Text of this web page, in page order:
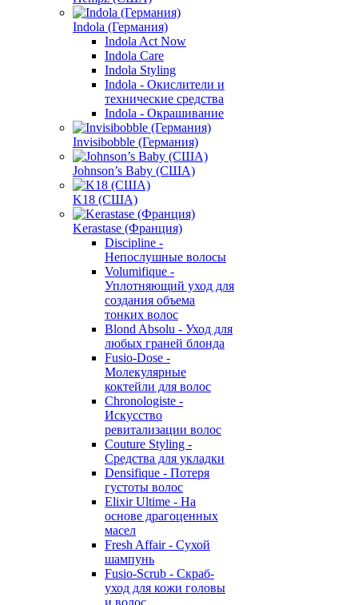
Indola (Германия)
Indola Act Now
Indola Care
Indola Styling
Indola - Окислители и
технические средства
Indola - Окрашивание
Invisibobble (Германия)
Johnson’s Baby (США)
K18 (США)
Kerastase (Франция)
Discipline -
Непослушные волосы
Volumifique -
Уплотняющий уход для
создания объема
тонких волос
Blond Absolu - Уход для
любых граней блонда
Fusio-Dose -
Молекулярные
коктейли для волос
Chronologiste -
Искусство
ревитализации волос
Couture Styling -
Средства для укладки
Densifique - Потеря
густоты волос
Elixir Ultime - На
основе драгоценных
масел
Fresh Affair - Сухой
шампунь
Fusio-Scrub - Скраб-
уход для кожи головы
и волос